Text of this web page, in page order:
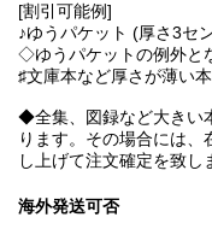
[割引可能例]
♪ゆうパケット (厚さ3セ
◇ゆうパケットの例外と
♯文庫本など厚さが薄い
◆全集、図録など大きい
ります。その場合には
し上げて注文確定を致し
海外発送可否